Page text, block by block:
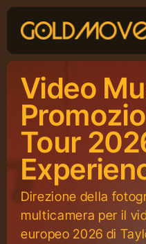
Skip
content
Video
Tour
Direzione della
multicamera per il
europeo 2026 di